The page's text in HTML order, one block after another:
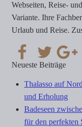
Webseiten, Reise-
Variante. Ihre
Urlaub und Reise.
Neueste Beiträge
Thalasso auf
und Erholung
Badeseen
für den perfekten